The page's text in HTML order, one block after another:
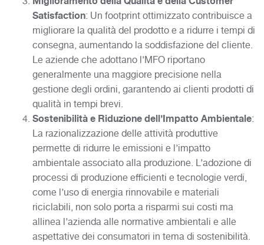
Satisfaction: Un footprint ottimizzato contribuisce a
migliorare la qualità del prodotto e a ridurre i tempi di
consegna, aumentando la soddisfazione del cliente.
Le aziende che adottano l’MFO riportano
generalmente una maggiore precisione nella
gestione degli ordini, garantendo ai clienti prodotti di
qualità in tempi brevi.
Sostenibilità e Riduzione dell’Impatto Ambientale:
La razionalizzazione delle attività produttive
permette di ridurre le emissioni e l’impatto
ambientale associato alla produzione. L’adozione di
processi di produzione efficienti e tecnologie verdi,
come l’uso di energia rinnovabile e materiali
riciclabili, non solo porta a risparmi sui costi ma
allinea l’azienda alle normative ambientali e alle
aspettative dei consumatori in tema di sostenibilità.